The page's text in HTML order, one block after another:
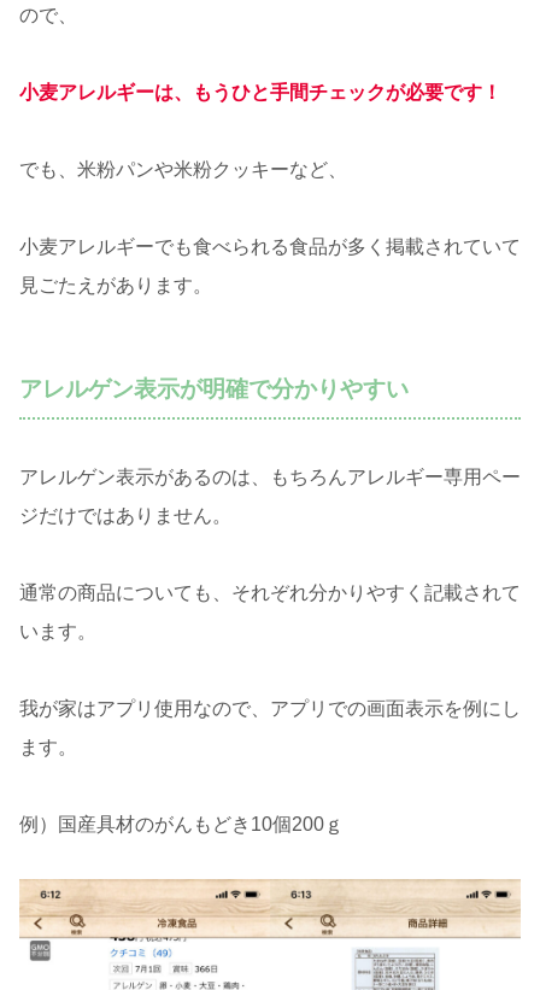
ので、
小麦アレルギーは、もうひと手間チェックが必要です！
でも、米粉パンや米粉クッキーなど、
小麦アレルギーでも食べられる食品が多く掲載されていて
見ごたえがあります。
アレルゲン表示が明確で分かりやすい
アレルゲン表示があるのは、もちろんアレルギー専用ペー
ジだけではありません。
通常の商品についても、それぞれ分かりやすく記載されて
います。
我が家はアプリ使用なので、アプリでの画面表示を例にし
ます。
例）国産具材のがんもどき10個200ｇ